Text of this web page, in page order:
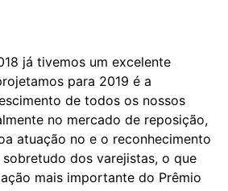
já tivemos um excelente
para 2019 é a
de todos os nossos
no mercado de reposição,
atuação no e o reconhecimento
dos varejistas, o que
mais importante do Prêmio